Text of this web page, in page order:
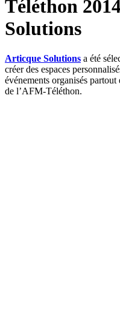
Téléthon
Solutions
Articque Solutions a été
créer des espaces
événements organisés
de l’AFM-Téléthon.